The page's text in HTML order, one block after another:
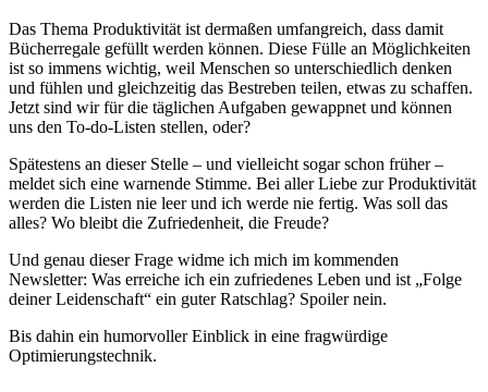
Das Thema Produktivität ist dermaßen umfangreich, dass damit
Bücherregale gefüllt werden können. Diese Fülle an Möglichkeiten
ist so immens wichtig, weil Menschen so unterschiedlich denken
und fühlen und gleichzeitig das Bestreben teilen, etwas zu schaffen.
Jetzt sind wir für die täglichen Aufgaben gewappnet und können
uns den To-do-Listen stellen, oder?
Spätestens an dieser Stelle – und vielleicht sogar schon früher –
meldet sich eine warnende Stimme. Bei aller Liebe zur Produktivität
werden die Listen nie leer und ich werde nie fertig. Was soll das
alles? Wo bleibt die Zufriedenheit, die Freude?
Und genau dieser Frage widme ich mich im kommenden
Newsletter: Was erreiche ich ein zufriedenes Leben und ist „Folge
deiner Leidenschaft“ ein guter Ratschlag? Spoiler nein.
Bis dahin ein humorvoller Einblick in eine fragwürdige
Optimierungstechnik.